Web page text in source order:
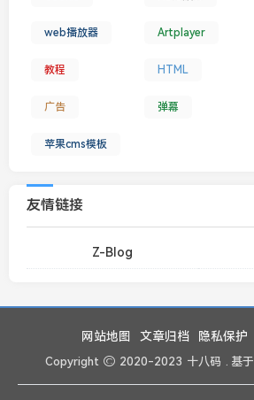
web播放器 Artplayer
教程 HTML
广告 弹幕
苹果cms模板
友情链接
Z-Blog
网站地图 文章归档 隐私保护
Copyright 2020-2023 十八码 . 基于